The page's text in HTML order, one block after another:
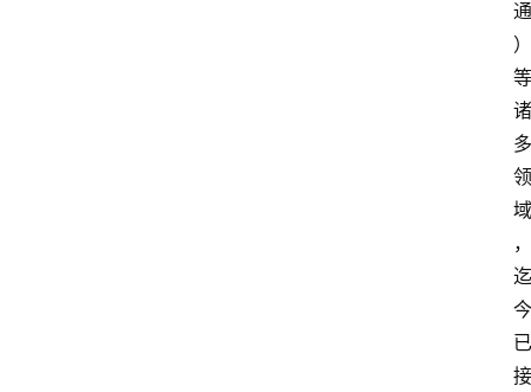
通
）
等
诸
多
领
域
，
迄
今
已
接